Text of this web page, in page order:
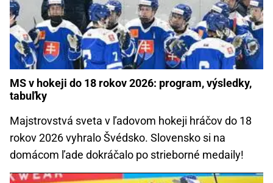
MS v hokeji do 18 rokov 2026: program, výsledky,
tabuľky
Majstrovstvá sveta v ľadovom hokeji hráčov do 18
rokov 2026 vyhralo Švédsko. Slovensko si na
domácom ľade dokráčalo po strieborné medaily!